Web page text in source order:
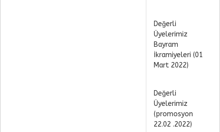
Değerli
Üyelerimiz
Bayram
İkramiyeleri (01
Mart 2022)
Değerli
Üyelerimiz
(promosyon
22.02 .2022)